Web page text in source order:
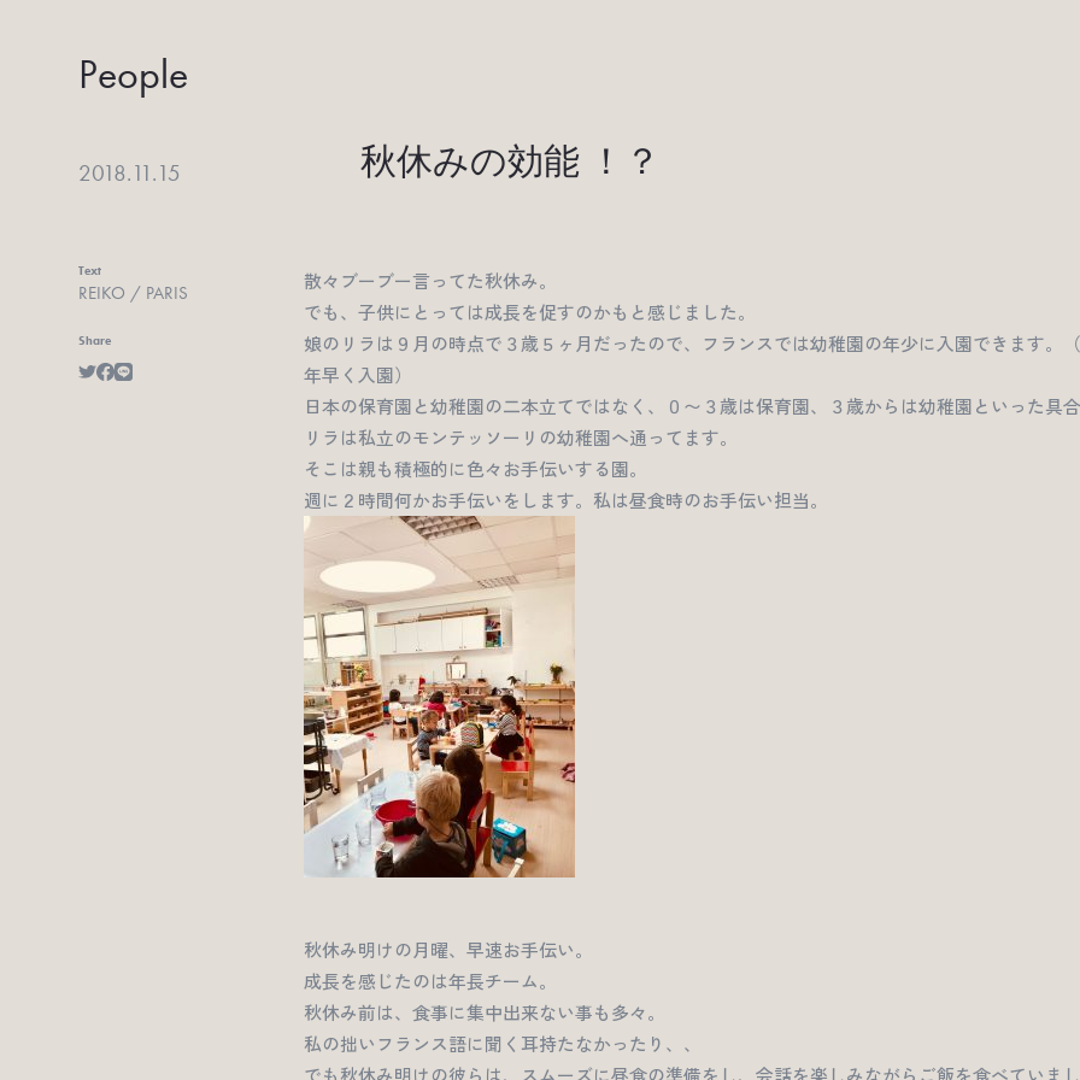
People
2018.11.15 秋休みの効能 ！？
Text
REIKO / PARIS
Share
散々ブーブー言ってた秋休み。
でも、子供にとっては成長を促すのかもと感じました。
娘のリラは９月の時点で３歳５ヶ月だったので、フランスでは幼稚園の年少に入園できます。
年早く入園）
日本の保育園と幼稚園の二本立てではなく、０〜３歳は保育園、３歳からは幼稚園といった具
リラは私立のモンテッソーリの幼稚園へ通ってます。
そこは親も積極的に色々お手伝いする園。
週に２時間何かお手伝いをします。私は昼食時のお手伝い担当。
秋休み明けの月曜、早速お手伝い。
成長を感じたのは年長チーム。
秋休み前は、食事に集中出来ない事も多々。
私の拙いフランス語に聞く耳持たなかったり、、
でも秋休み明けの彼らは、スムーズに昼食の準備をし、会話を楽しみながらご飯を食べていま